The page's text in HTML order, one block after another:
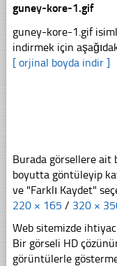
guney-kore-1.gif
guney-kore-1.gif
indirmek için
[ orjinal boyda indir ]
Burada görsellere ait
boyutta göntüleyip
ve "Farklı Kaydet"
220 × 165 / 320 ×
Web sitemizde
Bir görseli HD
görüntülerle